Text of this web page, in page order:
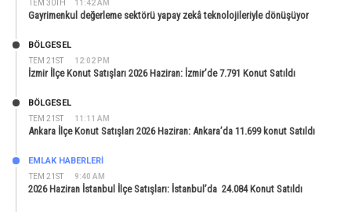
TEM 30TH 11:42 AM
Gayrimenkul değerleme sektörü yapay zekâ teknolojileriyle dönüşüyor
TEM 21ST 12:02 PM
BÖLGESEL
İzmir İlçe Konut Satışları 2026 Haziran: İzmir’de 7.791 Konut Satıldı
TEM 21ST 11:11 AM
BÖLGESEL
Ankara İlçe Konut Satışları 2026 Haziran: Ankara’da 11.699 konut Satıldı
TEM 21ST 9:40 AM
EMLAK HABERLERI
2026 Haziran İstanbul İlçe Satışları: İstanbul’da 24.084 Konut Satıldı